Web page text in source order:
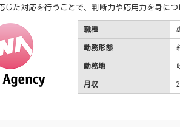
じた対応を行うことで、判断力や応用力を身につ
職種
勤務形態
勤務地
月収